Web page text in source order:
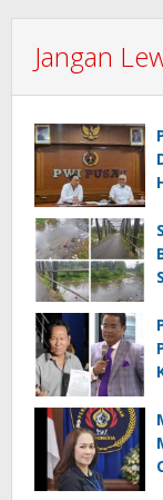
Jangan